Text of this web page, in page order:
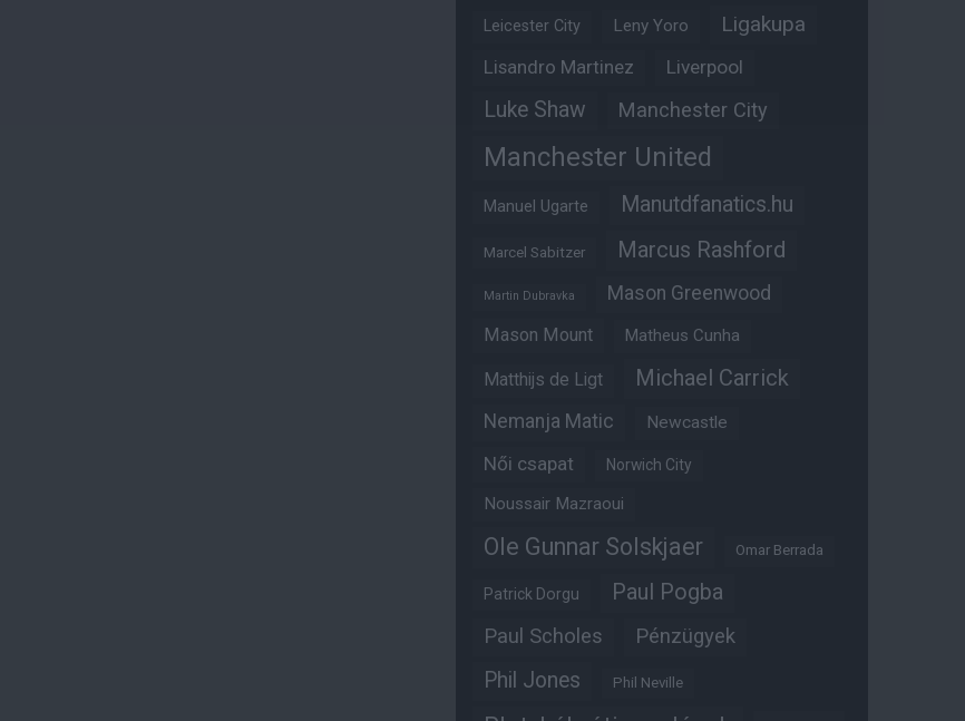
Leicester City Leny Yoro Ligakupa
Lisandro Martinez Liverpool
Luke Shaw Manchester City
Manchester United
Manuel Ugarte Manutdfanatics.hu
Marcel Sabitzer Marcus Rashford
Martin Dubravka Mason Greenwood
Mason Mount Matheus Cunha
Matthijs de Ligt Michael Carrick
Nemanja Matic Newcastle
Női csapat Norwich City
Noussair Mazraoui
Ole Gunnar Solskjaer Omar Berrada
Patrick Dorgu Paul Pogba
Paul Scholes Pénzügyek
Phil Jones Phil Neville